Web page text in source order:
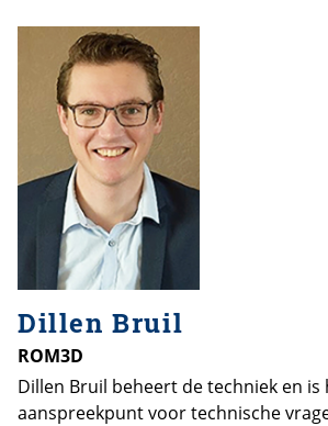
Dillen Bruil
ROM3D
Dillen Bruil beheert de techniek en is
aanspreekpunt voor technische